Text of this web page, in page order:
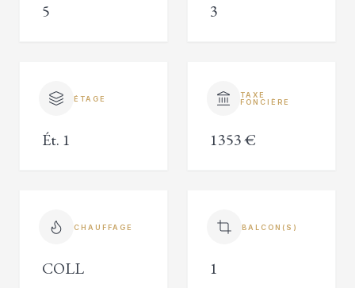
5 3
ÉTAGE
Ét. 1
TAXE
FONCIÈRE
1353 €
CHAUFFAGE
COLL
BALCON(S)
1